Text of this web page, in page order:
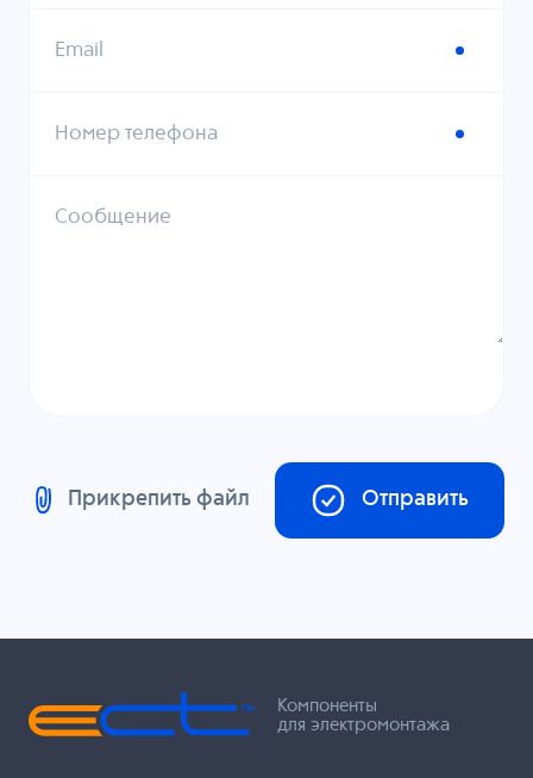
Email
Номер телефона
Сообщение
Прикрепить файл Отправить
Компоненты
для электромонтажа